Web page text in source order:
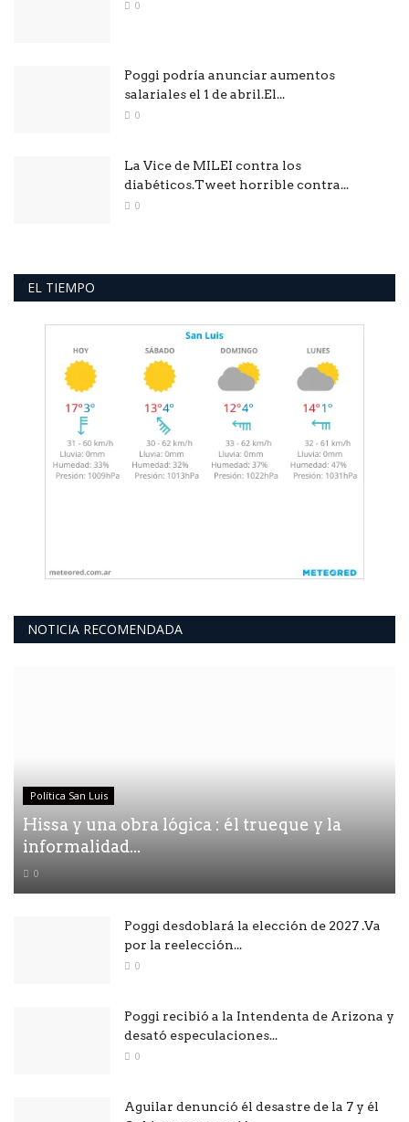
0
Poggi podría anunciar aumentos
salariales el 1 de abril.El...
0
La Vice de MILEI contra los
diabéticos.Tweet horrible contra...
0
EL TIEMPO
NOTICIA RECOMENDADA
Política San Luis
Hissa y una obra lógica : él trueque y la
informalidad...
0
Poggi desdoblará la elección de 2027 .Va
por la reelección...
0
Poggi recibió a la Intendenta de Arizona y
desató especulaciones...
0
Aguilar denunció él desastre de la 7 y él